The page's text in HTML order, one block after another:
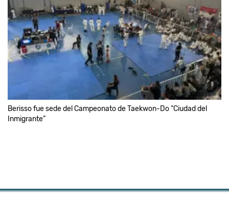
Berisso fue sede del Campeonato de Taekwon-Do “Ciudad del
Inmigrante”